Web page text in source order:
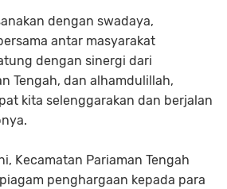
dengan swadaya,
antar masyarakat
dengan sinergi dari
Tengah, dan alhamdulillah,
kita selenggarakan dan berjalan
Kecamatan Pariaman Tengah
penghargaan kepada para